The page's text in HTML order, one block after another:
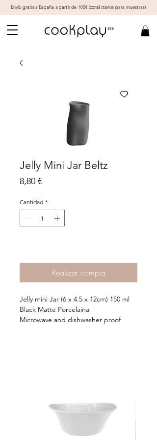
Envío gratis a España a partir de 100€ (contáctanos para muestras)
Jelly Mini Jar Beltz
8,80 €Precio
Cantidad *
Realizar compra
Jelly mini Jar (6 x 4.5 x 12cm) 150 ml
Black Matte Porcelaina
Microwave and dishwasher proof